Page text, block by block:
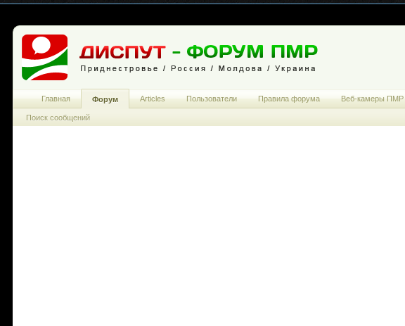
Главная Форум
Поиск сообщений
Articles Пользователи Правила форума Веб-камеры ПМР